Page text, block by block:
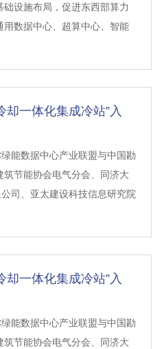
设施布局，促进东西部算力
数据中心、超算中心、智能
却一体化集成冷站”入
能数据中心产业联盟与中国勘
节能协会电气分会、同济大
司、亚太建设科技信息研究院
却一体化集成冷站”入
能数据中心产业联盟与中国勘
节能协会电气分会、同济大